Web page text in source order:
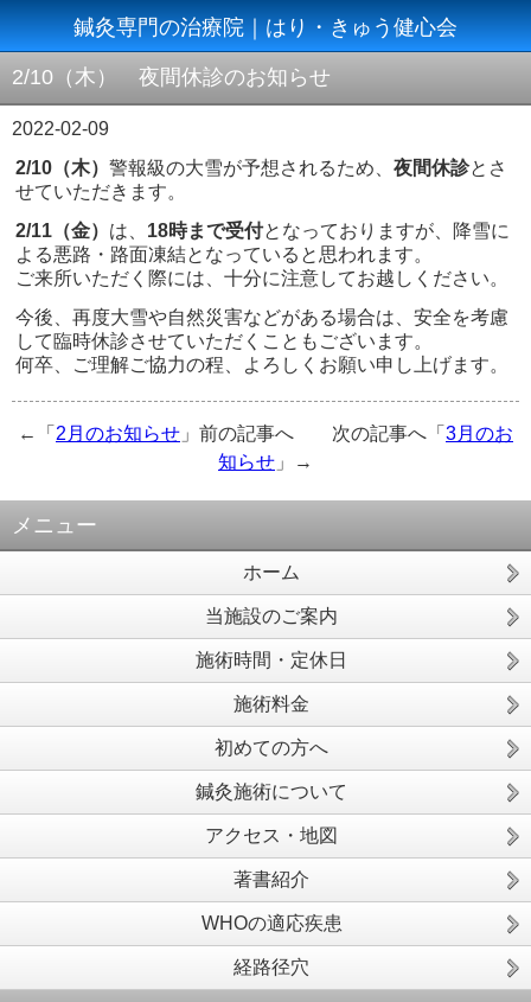
鍼灸専門の治療院｜はり・きゅう健心会
2/10（木） 夜間休診のお知らせ
2022-02-09
2/10（木） 警報級の大雪が予想されるため、 夜間休診とさ
せていただきます。
2/11（金） は、 18時まで受付となっておりますが、降雪に
よる悪路・路面凍結となっていると思われます。
ご来所いただく際には、十分に注意してお越しください。
今後、再度大雪や自然災害などがある場合は、安全を考慮
して臨時休診させていただくこともございます。
何卒、ご理解ご協力の程、よろしくお願い申し上げます。
←「 2月のお知らせ 」前の記事へ 次の記事へ「 3月のお
知らせ 」→
メニュー
ホーム
当施設のご案内
施術時間・定休日
施術料金
初めての方へ
鍼灸施術について
アクセス・地図
著書紹介
WHOの適応疾患
経路径穴